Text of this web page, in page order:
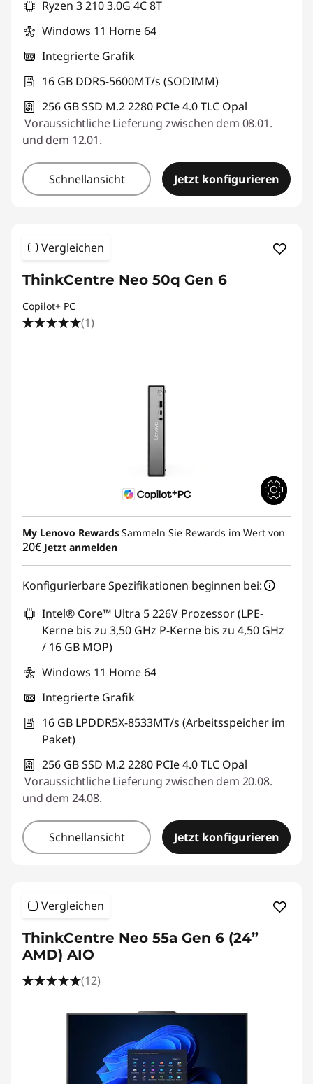
Ryzen 3 210 3.0G 4C 8T
Windows 11 Home 64
Integrierte Grafik
16 GB DDR5-5600MT/s (SODIMM)
256 GB SSD M.2 2280 PCIe 4.0 TLC Opal
Voraussichtliche Lieferung zwischen dem 08.01.
und dem 12.01.
Schnellansicht Jetzt konfigurieren
Vergleichen
ThinkCentre Neo 50q Gen 6
Copilot+ PC
(1)
My Lenovo RewardsSammeln Sie Rewards im Wert von
20€ Jetzt anmelden
Konfigurierbare Spezifikationen beginnen bei:
Intel® Core™ Ultra 5 226V Prozessor (LPE-
Kerne bis zu 3,50 GHz P-Kerne bis zu 4,50 GHz
/ 16 GB MOP)
Windows 11 Home 64
Integrierte Grafik
16 GB LPDDR5X-8533MT/s (Arbeitsspeicher im
Paket)
256 GB SSD M.2 2280 PCIe 4.0 TLC Opal
Voraussichtliche Lieferung zwischen dem 20.08.
und dem 24.08.
Schnellansicht Jetzt konfigurieren
Vergleichen
ThinkCentre Neo 55a Gen 6 (24”
AMD) AIO
(12)